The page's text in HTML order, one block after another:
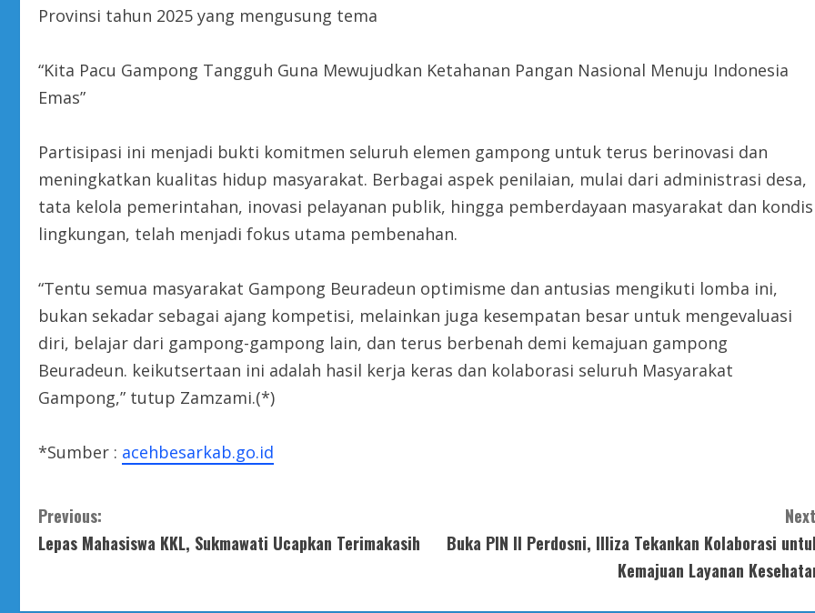
Provinsi tahun 2025 yang mengusung tema
“Kita Pacu Gampong Tangguh Guna Mewujudkan Ketahanan Pangan Nasional Menuju Indonesia
Emas”
Partisipasi ini menjadi bukti komitmen seluruh elemen gampong untuk terus berinovasi dan
meningkatkan kualitas hidup masyarakat. Berbagai aspek penilaian, mulai dari administrasi desa,
tata kelola pemerintahan, inovasi pelayanan publik, hingga pemberdayaan masyarakat dan
lingkungan, telah menjadi fokus utama pembenahan.
“Tentu semua masyarakat Gampong Beuradeun optimisme dan antusias mengikuti lomba ini,
bukan sekadar sebagai ajang kompetisi, melainkan juga kesempatan besar untuk mengevaluasi
diri, belajar dari gampong-gampong lain, dan terus berbenah demi kemajuan gampong
Beuradeun. keikutsertaan ini adalah hasil kerja keras dan kolaborasi seluruh Masyarakat
Gampong,” tutup Zamzami.(*)
*Sumber : acehbesarkab.go.id
C
o
Previous:
Lepas Mahasiswa KKL, Sukmawati Ucapkan Terimakasih
Buka PIN II Perdosni, Illiza Tekankan Kolaborasi
Kemajuan Layanan